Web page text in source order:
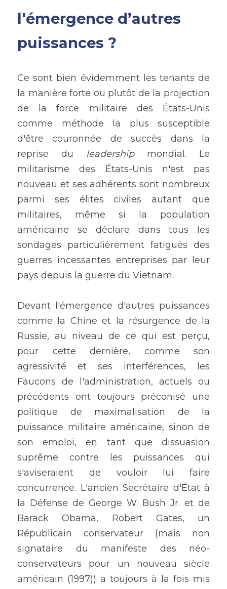
l'émergence d’autres
puissances ?
Ce sont bien évidemment les tenants de
la manière forte ou plutôt de la projection
de la force militaire des États-Unis
comme méthode la plus susceptible
d'être couronnée de succès dans la
reprise du leadership mondial. Le
militarisme des États-Unis n'est pas
nouveau et ses adhérents sont nombreux
parmi ses élites civiles autant que
militaires, même si la population
américaine se déclare dans tous les
sondages particulièrement fatigués des
guerres incessantes entreprises par leur
pays depuis la guerre du Vietnam.
Devant l'émergence d'autres puissances
comme la Chine et la résurgence de la
Russie, au niveau de ce qui est perçu,
pour cette dernière, comme son
agressivité et ses interférences, les
Faucons de l'administration, actuels ou
précédents ont toujours préconisé une
politique de maximalisation de la
puissance militaire américaine, sinon de
son emploi, en tant que dissuasion
suprême contre les puissances qui
s'aviseraient de vouloir lui faire
concurrence. L'ancien Secrétaire d'État à
la Défense de George W. Bush Jr. et de
Barack Obama, Robert Gates, un
Républicain conservateur (mais non
signataire du manifeste des néo-
conservateurs pour un nouveau siècle
américain (1997)) a toujours à la fois mis